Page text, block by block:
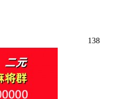
138